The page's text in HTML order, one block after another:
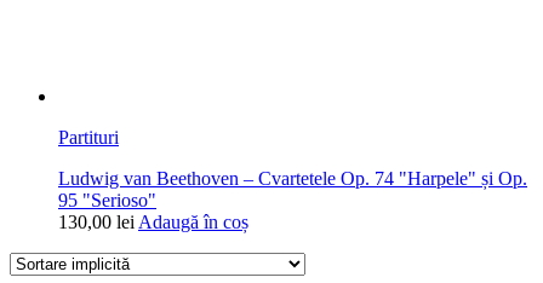
Partituri
Ludwig van Beethoven – Cvartetele Op. 74 "Harpele" și Op.
95 "Serioso"
130,00 lei Adaugă în coș